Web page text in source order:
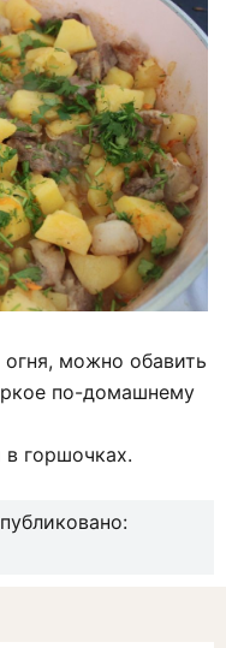
можно обавить
по-домашнему
горшочках.